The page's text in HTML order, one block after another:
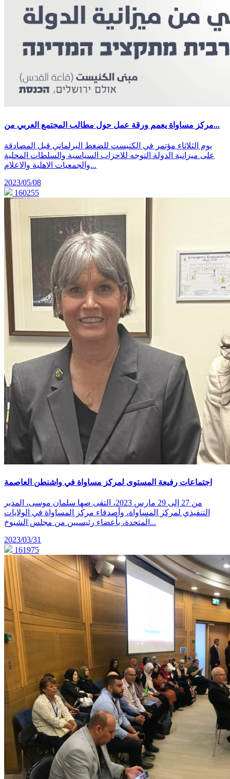
مركز مساواة يعمم ورقة عمل حول مطالب المجتمع العربي من...
يوم الثلاثاء مؤتمر في الكنيست للضغط البرلماني قبل المصادقة
على ميزانية الدولة التوجه للاحزاب السياسية والسلطات المحلية
والجمعيات الاهلية والاعلام...
2023/05/08
160255
اجتماعات رفيعة المستوى لمركز مساواة في واشنطن العاصمة
من 27 إلى 29 مارس 2023، التقى صها سلمان موسى، المدير
التنفيذي لمركز المساواة، وأصدقاء مركز المساواة في الولايات
المتحدة، بأعضاء رئيسيين من مجلس الشيوخ...
2023/03/31
161975